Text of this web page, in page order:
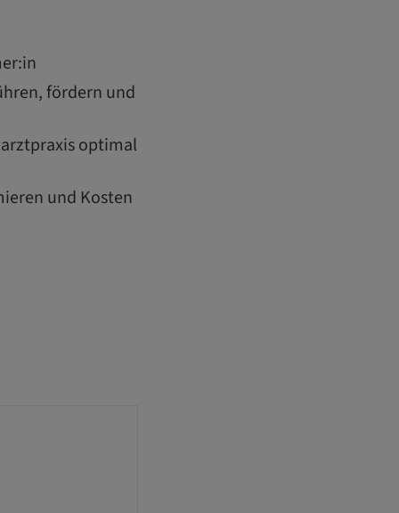
fördern und
optimal
und Kosten